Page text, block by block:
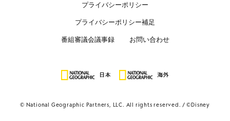
プライバシーポリシー
プライバシーポリシー補足
番組審議会議事録 お問い合わせ
© National Geographic Partners, LLC. All rights reserved. ©Disney